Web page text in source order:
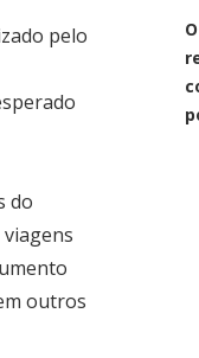
pelo
do
outros